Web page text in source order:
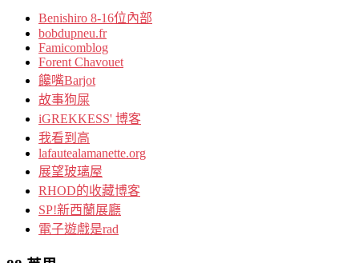
Benishiro 8-16位內部
bobdupneu.fr
Famicomblog
Forent Chavouet
饞嘴Barjot
故事狗屎
iGREKKESS' 博客
我看到高
lafautealamanette.org
展望玻璃屋
RHOD的收藏博客
SP!新西蘭展廳
電子遊戲是rad